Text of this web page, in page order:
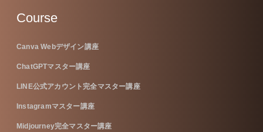
Course
Canva Webデザイン講座
ChatGPTマスター講座
LINE公式アカウント完全マスター講座
Instagramマスター講座
Midjourney完全マスター講座